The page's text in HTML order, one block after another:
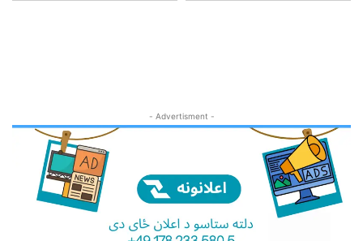
- Advertisment -